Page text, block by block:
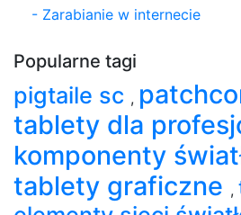
- Zarabianie w internecie
Popularne tagi
pigtaile sc ,
tablety dla
komponenty
tablety graficzne ,